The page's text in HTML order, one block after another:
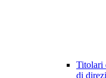
Titolari
di